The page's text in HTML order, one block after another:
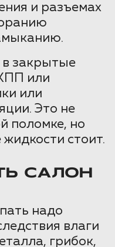
и разъемах
в закрытые
или
или
Это не
поломке, но
стоит.
САЛОН
надо
влаги
грибок,